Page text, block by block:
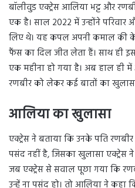
बॉलीवुड एक्ट्रेस आलिया भट्ट और
एक है। साल 2022 में उन्होंने परिवार
लिए थे। यह कपल अपनी कमाल की
फैंस का दिल जीत लेता हैं। साथ ही
एक महीना हो गया है। अब हाल ही
रणबीर को लेकर कई बातों का
आलिया का खुलासा
एक्ट्रेस ने बताया कि उनके पति
पसंद नहीं है, जिसका खुलासा एक्ट्रेस
जब एक्ट्रेस से सवाल पूछा गया कि
उन्हें ना पसंद हो। तो आलिया ने कहा